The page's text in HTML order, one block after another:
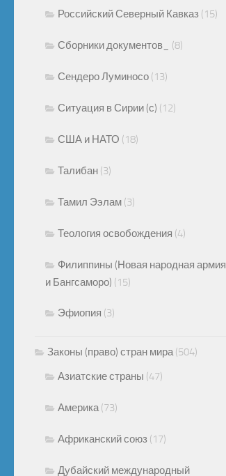
Российский Северный Кавказ (15)
Сборники документов_ (8)
Сендеро Луминосо (13)
Ситуация в Сирии (с) (12)
США и НАТО (18)
Талибан (3)
Тамил Ээлам (3)
Теология освобождения (4)
Филиппины (Новая народная армия
и Бангсаморо) (15)
Эфиопия (3)
Законы (право) стран мира (504)
Азиатские страны (47)
Америка (73)
Африканский союз (17)
Дубайский международный